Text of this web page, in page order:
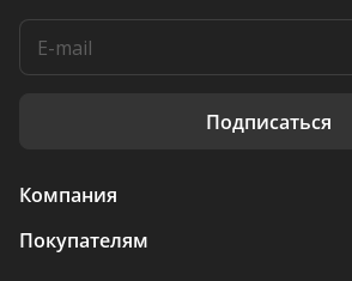
Подписаться
Компания
Покупателям